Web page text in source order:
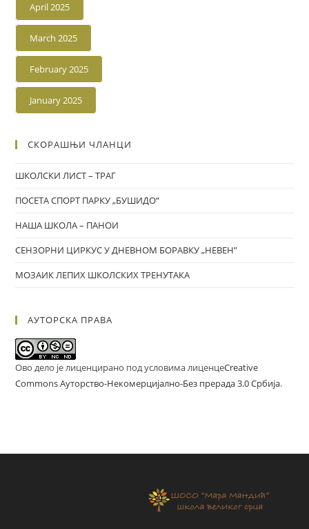
April 2025
March 2025
February 2025
January 2025
СКОРАШЊИ ЧЛАНЦИ
ШКОЛСКИ ЛИСТ – ТРАГ
ПОСЕТА СПОРТ ПАРКУ „БУШИДО“
НАША ШКОЛА – ПАНОИ
СЕНЗОРНИ ЦИРКУС У ДНЕВНОМ БОРАВКУ „НЕВЕН”
МОЗАИК ЛЕПИХ ШКОЛСКИХ ТРЕНУТАКА
АУТОРСКА ПРАВА
Ово дело је лиценцирано под условима лиценцеCreative
Commons Ауторство-Некомерцијално-Без прерада 3.0 Србија.